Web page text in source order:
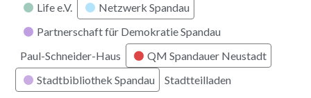
Life e.V.
Netzwerk Spandau
Partnerschaft für Demokratie Spandau
Paul-Schneider-Haus
QM Spandauer Neustadt
Stadtbibliothek Spandau
Stadtteilladen